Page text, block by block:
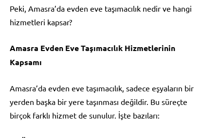
Peki, Amasra’da evden eve taşımacılık nedir ve hangi
hizmetleri kapsar?
Amasra Evden Eve Taşımacılık Hizmetlerinin
Kapsamı
Amasra’da evden eve taşımacılık, sadece eşyaların bir
yerden başka bir yere taşınması değildir. Bu süreçte
birçok farklı hizmet de sunulur. İşte bazıları: